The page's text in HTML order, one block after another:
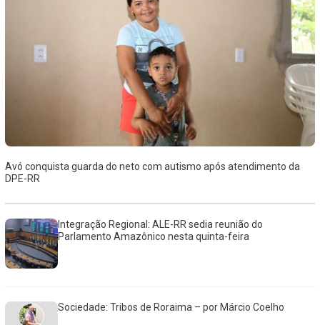
Avó conquista guarda do neto com autismo após atendimento da
DPE-RR
Integração Regional: ALE-RR sedia reunião do
Parlamento Amazônico nesta quinta-feira
Sociedade: Tribos de Roraima – por Márcio Coelho